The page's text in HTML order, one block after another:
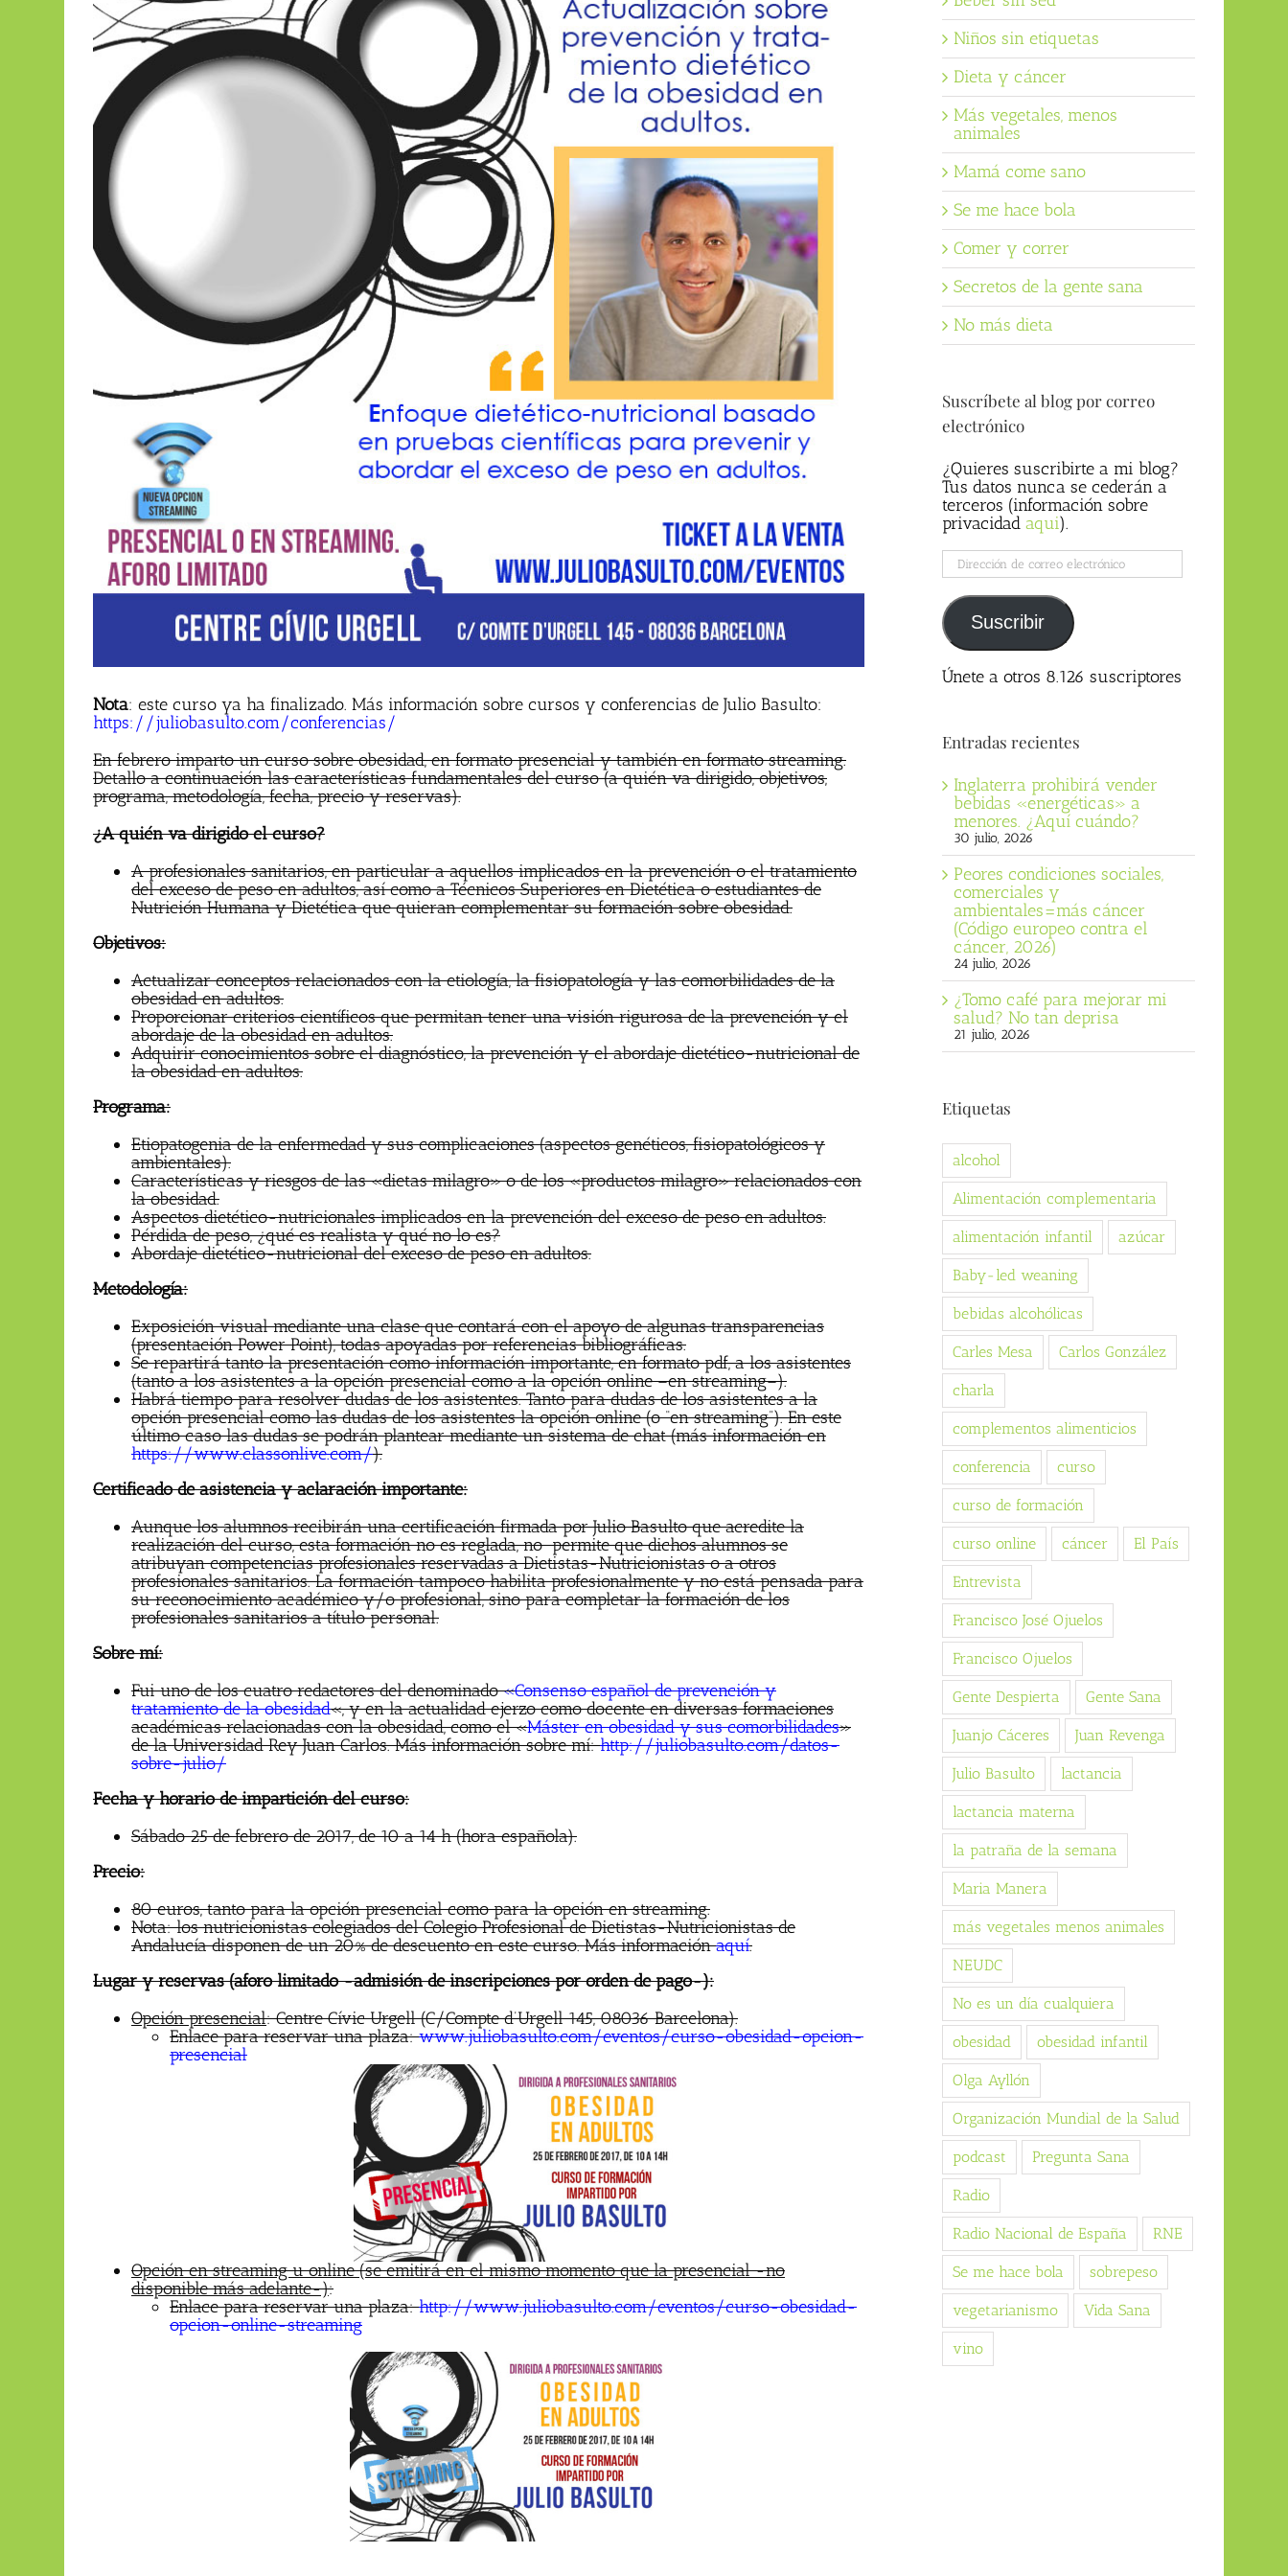
Nota: este curso ya ha finalizado. Más información sobre cursos y conferencias de Julio Basulto:
https://juliobasulto.com/conferencias/
En febrero imparto un curso sobre obesidad, en formato presencial y también en formato streaming.
Detallo a continuación las características fundamentales del curso (a quién va dirigido, objetivos,
programa, metodología, fecha, precio y reservas).
¿A quién va dirigido el curso?
A profesionales sanitarios, en particular a aquellos implicados en la prevención o el tratamiento
del exceso de peso en adultos, así como a Técnicos Superiores en Dietética o estudiantes de
Nutrición Humana y Dietética que quieran complementar su formación sobre obesidad.
Objetivos:
Actualizar conceptos relacionados con la etiología, la fisiopatología y las comorbilidades de la
obesidad en adultos.
Proporcionar criterios científicos que permitan tener una visión rigurosa de la prevención y el
abordaje de la obesidad en adultos.
Adquirir conocimientos sobre el diagnóstico, la prevención y el abordaje dietético-nutricional de
la obesidad en adultos.
Programa:
Etiopatogenia de la enfermedad y sus complicaciones (aspectos genéticos, fisiopatológicos y
ambientales).
Características y riesgos de las «dietas milagro» o de los «productos milagro» relacionados con
la obesidad.
Aspectos dietético-nutricionales implicados en la prevención del exceso de peso en adultos.
Pérdida de peso, ¿qué es realista y qué no lo es?
Abordaje dietético-nutricional del exceso de peso en adultos.
Metodología:
Exposición visual mediante una clase que contará con el apoyo de algunas transparencias
(presentación Power Point), todas apoyadas por referencias bibliográficas.
Se repartirá tanto la presentación como información importante, en formato pdf, a los asistentes
(tanto a los asistentes a la opción presencial como a la opción online –en streaming–).
Habrá tiempo para resolver dudas de los asistentes. Tanto para dudas de los asistentes a la
opción presencial como las dudas de los asistentes la opción online (o “en streaming”). En este
último caso las dudas se podrán plantear mediante un sistema de chat (más información en
https://www.classonlive.com/).
Certificado de asistencia y aclaración importante:
Aunque los alumnos recibirán una certificación firmada por Julio Basulto que acredite la
realización del curso, esta formación no es reglada, no permite que dichos alumnos se
atribuyan competencias profesionales reservadas a Dietistas-Nutricionistas o a otros
profesionales sanitarios. La formación tampoco habilita profesionalmente y no está pensada para
su reconocimiento académico y/o profesional, sino para completar la formación de los
profesionales sanitarios a título personal.
Sobre mí:
Fui uno de los cuatro redactores del denominado«Consenso español de prevención y
tratamiento de la obesidad«, y en la actualidad ejerzo como docente en diversas formaciones
académicas relacionadas con la obesidad, como el «Máster en obesidad y sus comorbilidades»
de la Universidad Rey Juan Carlos. Más información sobre mí:http://juliobasulto.com/datos-
sobre-julio/
Fecha y horario de impartición del curso:
Sábado 25 de febrero de 2017, de 10 a 14 h (hora española).
Precio:
80 euros, tanto para la opción presencial como para la opción en streaming.
Nota: los nutricionistas colegiados del Colegio Profesional de Dietistas-Nutricionistas de
Andalucía disponen de un 20% de descuento en este curso. Más informaciónaquí.
Lugar y reservas (aforo limitado -admisión de inscripciones por orden de pago-):
Opción presencial: Centre Cívic Urgell (C/Compte d’Urgell 145, 08036 Barcelona).
Enlace para reservar una plaza:www.juliobasulto.com/eventos/curso-obesidad-opcion-
presencial
Opción en streaming u online (se emitirá en el mismo momento que la presencial -no
disponible más adelante-):
Enlace para reservar una plaza:http://www.juliobasulto.com/eventos/curso-obesidad-
opcion-online-streaming
Niños sin etiquetas
Dieta y cáncer
Más vegetales, menos
animales
Mamá come sano
Se me hace bola
Comer y correr
Secretos de la gente sana
No más dieta
Suscríbete al blog por correo
electrónico
¿Quieres suscribirte a mi blog?
Tus datos nunca se cederán a
terceros (información sobre
privacidad aqui).
Dirección
de
correo
electrónico
Suscribir
Únete a otros 8.126 suscriptores
Entradas recientes
Inglaterra prohibirá vender
bebidas «energéticas» a
menores. ¿Aquí cuándo?
30 julio, 2026
Peores condiciones sociales,
comerciales y
ambientales=más cáncer
(Código europeo contra el
cáncer, 2026)
24 julio, 2026
¿Tomo café para mejorar mi
salud? No tan deprisa
21 julio, 2026
Etiquetas
alcohol
Alimentación complementaria
alimentación infantil azúcar
Baby-led weaning
bebidas alcohólicas
Carles Mesa Carlos González
charla
complementos alimenticios
conferencia curso
curso de formación
curso online cáncer El País
Entrevista
Francisco José Ojuelos
Francisco Ojuelos
Gente Despierta Gente Sana
Juanjo Cáceres Juan Revenga
Julio Basulto lactancia
lactancia materna
la patraña de la semana
Maria Manera
más vegetales menos animales
NEUDC
No es un día cualquiera
obesidad obesidad infantil
Olga Ayllón
Organización Mundial de la Salud
podcast Pregunta Sana
Radio
Radio Nacional de España RNE
Se me hace bola sobrepeso
vegetarianismo Vida Sana
vino